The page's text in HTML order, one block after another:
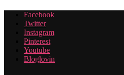
Facebook
Twitter
Instagram
Pinterest
Youtube
Bloglovin